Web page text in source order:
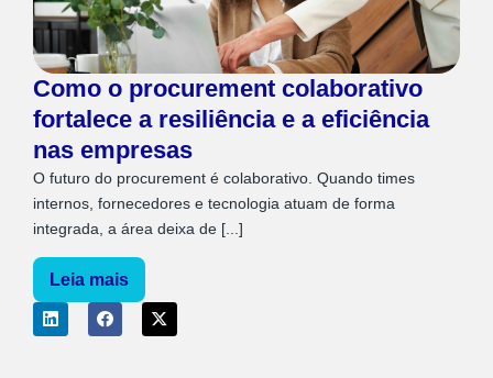
Como o procurement colaborativo
fortalece a resiliência e a eficiência
nas empresas
O futuro do procurement é colaborativo. Quando times
internos, fornecedores e tecnologia atuam de forma
integrada, a área deixa de [...]
Leia mais